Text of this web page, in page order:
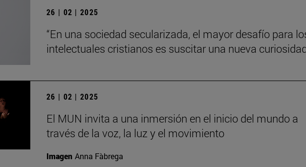
26 | 02 | 2025
“En una sociedad secularizada, el mayor desafío para
intelectuales cristianos es suscitar una nueva
26 | 02 | 2025
El MUN invita a una inmersión en el inicio del mundo a
través de la voz, la luz y el movimiento
Imagen Anna Fàbrega